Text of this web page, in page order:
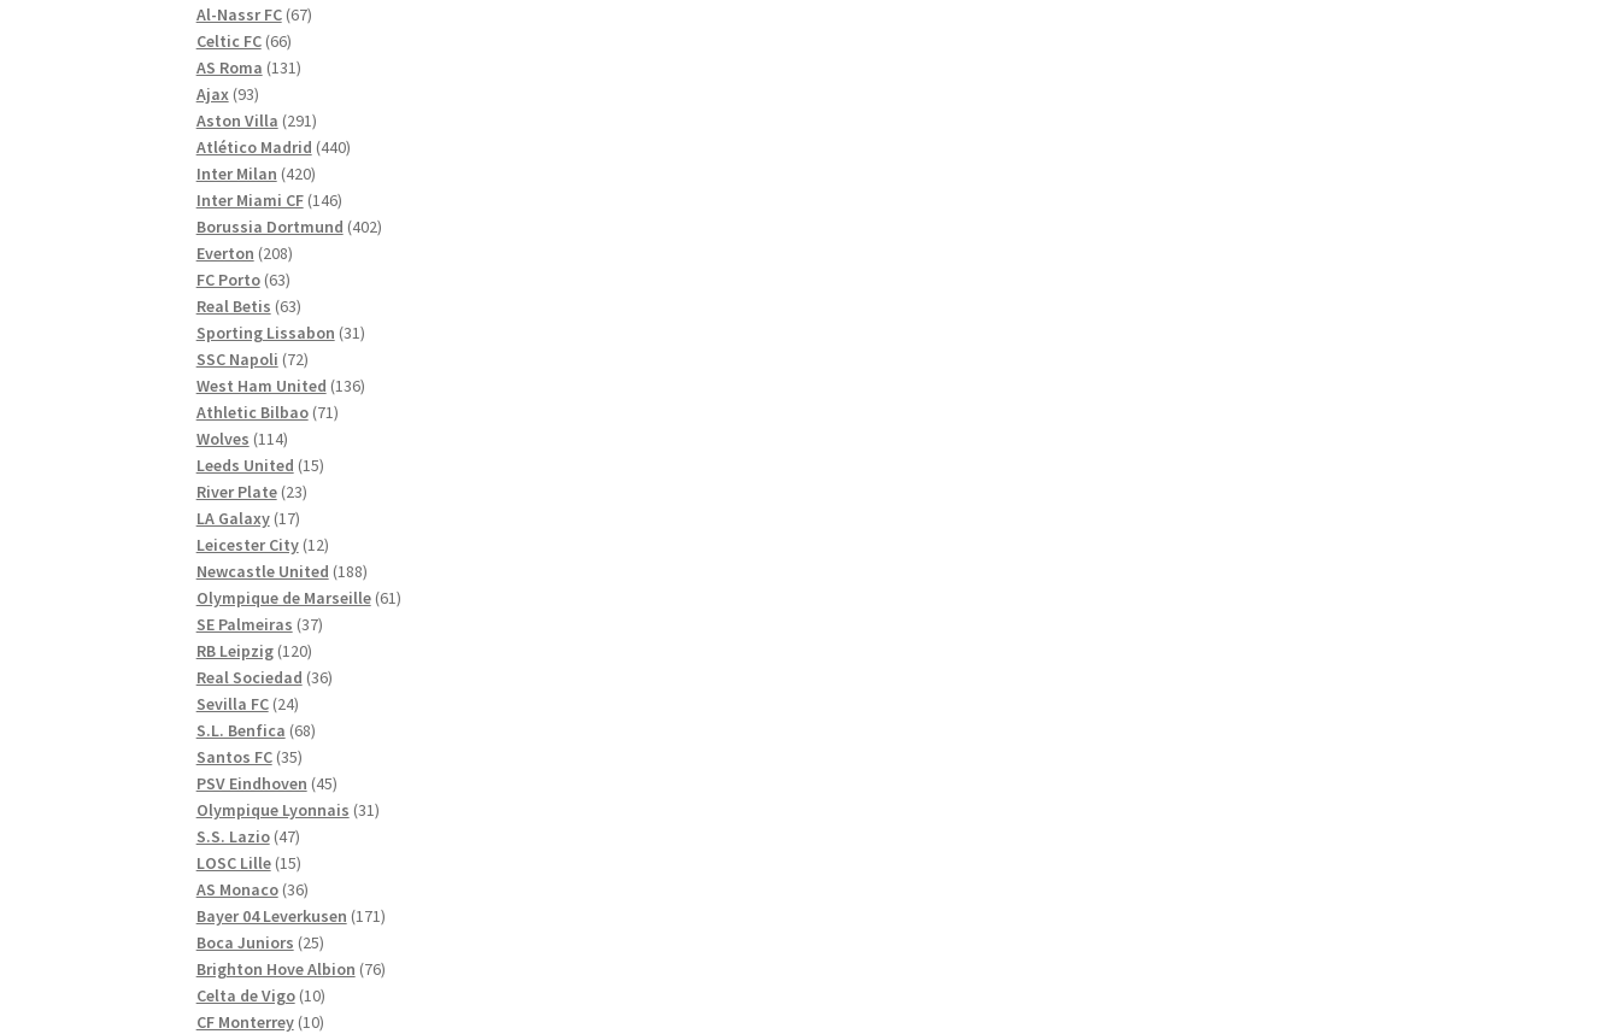
produkter
Al-Nassr FC 6767
Celtic FC 6666
produkter
AS Roma 131131
Ajax 9393
produkter
Aston Villa 291291
produkter
Atlético Madrid 440440
Inter Milan 420420
produkter
Inter Miami CF 146146
produkter
Borussia Dortmund 402402
Everton 208208
produkter
FC Porto 6363
produkter
Real Betis 6363
produkter
Sporting Lissabon 3131
SSC Napoli 7272
produkter
West Ham United 136136
Athletic Bilbao 7171
Wolves 114114
produkter
Leeds United 1515
River Plate 2323
LA Galaxy 1717
produkter
Leicester City 1212
produkter
Newcastle United 188188
produkter
Olympique de Marseille 6161
SE Palmeiras 3737
RB Leipzig 120120
produkter
Real Sociedad 3636
Sevilla FC 2424
produkter
S.L. Benfica 6868
Santos FC 3535
produkter
PSV Eindhoven 4545
produkter
Olympique Lyonnais 3131
S.S. Lazio 4747
produkter
LOSC Lille 1515
produkter
AS Monaco 3636
produkter
Bayer 04 Leverkusen 171171
Boca Juniors 2525
produkter
Brighton Hove Albion 7676
Celta de Vigo 1010
produkter
CF Monterrey 1010